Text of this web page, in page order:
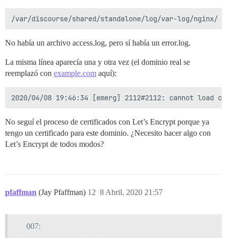
No había un archivo access.log, pero sí había un error.log.
La misma línea aparecía una y otra vez (el dominio real se
reemplazó con example.com aquí):
No seguí el proceso de certificados con Let’s Encrypt porque ya
tengo un certificado para este dominio. ¿Necesito hacer algo con
Let’s Encrypt de todos modos?
pfaffman (Jay Pfaffman) 8 Abril, 2020 21:57
12
007: